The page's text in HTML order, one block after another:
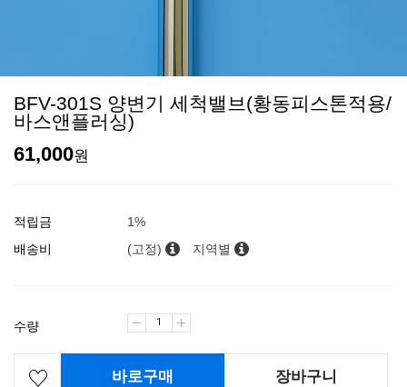
BFV-301S 양변기 세척밸브(황동피스톤적용/
바스앤플러싱)
61,000원
적립금
1%
배송비
(고정) 지역별
수량
바로구매 장바구니